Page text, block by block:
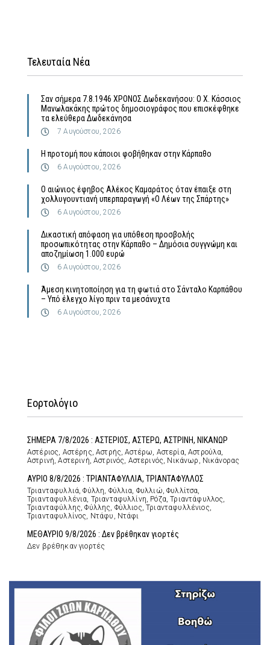
Τελευταία Νέα
Σαν σήμερα 7.8.1946 ΧΡΟΝΟΣ Δωδεκανήσου: Ο Χ. Κάσσιος
Μανωλακάκης πρώτος δημοσιογράφος που επισκέφθηκε
τα ελεύθερα Δωδεκάνησα
7 Αυγούστου, 2026
Η προτομή που κάποιοι φοβήθηκαν στην Κάρπαθο
6 Αυγούστου, 2026
Ο αιώνιος έφηβος Αλέκος Καμαράτος όταν έπαιξε στη
χολλυγουντιανή υπερπαραγωγή «Ο Λέων της Σπάρτης»
6 Αυγούστου, 2026
Δικαστική απόφαση για υπόθεση προσβολής
προσωπικότητας στην Κάρπαθο – Δημόσια συγγνώμη και
αποζημίωση 1.000 ευρώ
6 Αυγούστου, 2026
Άμεση κινητοποίηση για τη φωτιά στο Σάνταλο Καρπάθου
– Υπό έλεγχο λίγο πριν τα μεσάνυχτα
6 Αυγούστου, 2026
Εορτολόγιο
ΣΗΜΕΡΑ 7/8/2026 : ΑΣΤΕΡΙΟΣ, ΑΣΤΕΡΩ, ΑΣΤΡΙΝΗ, ΝΙΚΑΝΩΡ
Αστέριος, Αστέρης, Αστρής, Αστέρω, Αστερία, Αστρούλα,
Αστρινή, Αστερινή, Αστρινός, Αστερινός, Νικάνωρ, Νικάνορας
ΑΥΡΙΟ 8/8/2026 : ΤΡΙΑΝΤΑΦΥΛΛΙΑ, ΤΡΙΑΝΤΑΦΥΛΛΟΣ
Τριανταφυλλιά, Φύλλη, Φύλλια, Φυλλιώ, Φυλλίτσα,
Τριανταφυλλένια, Τριανταφυλλίνη, Ρόζα, Τριαντάφυλλος,
Τριανταφύλλης, Φύλλης, Φύλλιος, Τριανταφυλλένιος,
Τριανταφυλλίνος, Ντάφυ, Ντάφι
ΜΕΘΑΥΡΙΟ 9/8/2026 : Δεν βρέθηκαν γιορτές
Δεν βρέθηκαν γιορτές